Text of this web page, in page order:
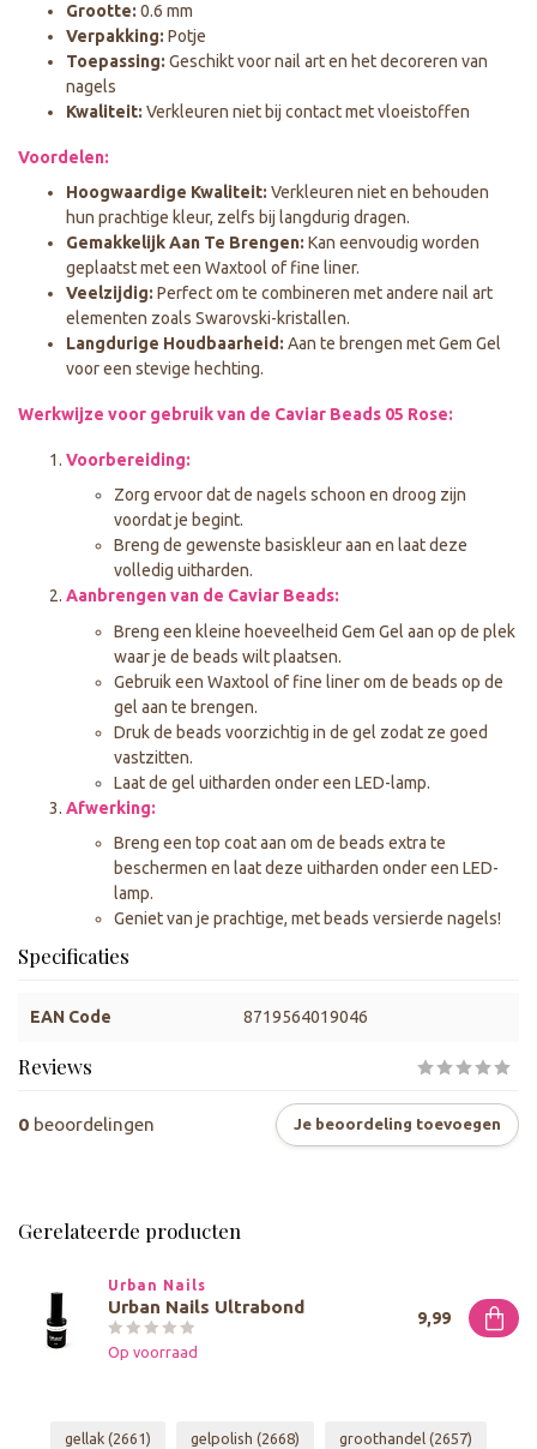
Grootte: 0.6 mm
Verpakking: Potje
Toepassing: Geschikt voor nail art en het decoreren van
nagels
Kwaliteit: Verkleuren niet bij contact met vloeistoffen
Voordelen:
Hoogwaardige Kwaliteit: Verkleuren niet en behouden
hun prachtige kleur, zelfs bij langdurig dragen.
Gemakkelijk Aan Te Brengen: Kan eenvoudig worden
geplaatst met een Waxtool of fine liner.
Veelzijdig: Perfect om te combineren met andere nail art
elementen zoals Swarovski-kristallen.
Langdurige Houdbaarheid: Aan te brengen met Gem Gel
voor een stevige hechting.
Werkwijze voor gebruik van de Caviar Beads 05 Rose:
Voorbereiding:
Zorg ervoor dat de nagels schoon en droog zijn
voordat je begint.
Breng de gewenste basiskleur aan en laat deze
volledig uitharden.
Aanbrengen van de Caviar Beads:
Breng een kleine hoeveelheid Gem Gel aan op de plek
waar je de beads wilt plaatsen.
Gebruik een Waxtool of fine liner om de beads op de
gel aan te brengen.
Druk de beads voorzichtig in de gel zodat ze goed
vastzitten.
Laat de gel uitharden onder een LED-lamp.
Afwerking:
Breng een top coat aan om de beads extra te
beschermen en laat deze uitharden onder een LED-
lamp.
Geniet van je prachtige, met beads versierde nagels!
Specificaties
EAN Code 8719564019046
Reviews
0 beoordelingen Je beoordeling toevoegen
Gerelateerde producten
Urban Nails
Urban Nails Ultrabond
Op voorraad
9,99
gellak (2661) gelpolish (2668) groothandel (2657)